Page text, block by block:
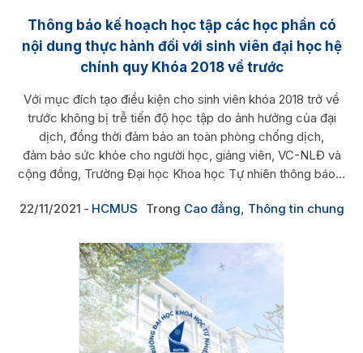
Thông báo kế hoạch học tập các học phần có
nội dung thực hành đối với sinh viên đại học hệ
chính quy Khóa 2018 về trước
Với mục đích tạo điều kiện cho sinh viên khóa 2018 trở về
trước không bị trễ tiến độ học tập do ảnh hưởng của đại
dịch, đồng thời đảm bảo an toàn phòng chống dịch,
đảm bảo sức khỏe cho người học, giảng viên, VC-NLĐ và
cộng đồng, Trường Đại học Khoa học Tự nhiên thông báo...
22/11/2021 HCMUS Trong Cao đẳng, Thông tin chung